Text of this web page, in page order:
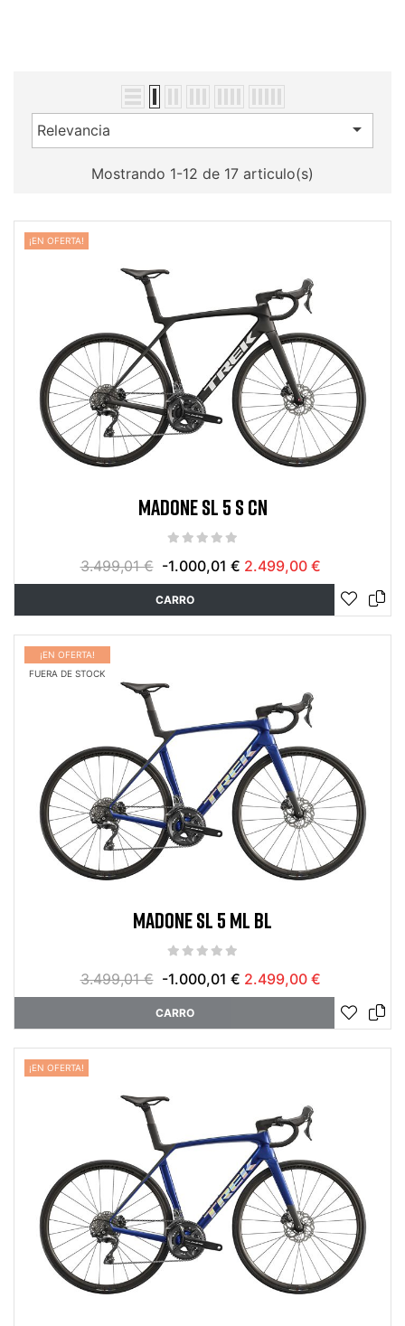
Relevancia 
Mostrando 1-12 de 17 articulo(s)
¡EN OFERTA!
MADONE SL 5 S CN
3.499,01 € -1.000,01 € 2.499,00 €
CARRO
¡EN OFERTA!
FUERA DE STOCK
MADONE SL 5 ML BL
3.499,01 € -1.000,01 € 2.499,00 €
CARRO
¡EN OFERTA!